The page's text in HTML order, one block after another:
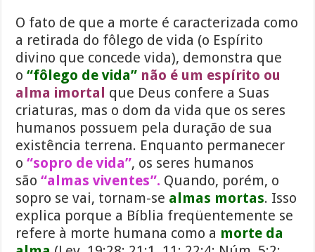
O fato de que a morte é caracterizada como
a retirada do fôlego de vida (o Espírito
divino que concede vida), demonstra que
o“fôlego de vida” não é um espírito ou
alma imortal que Deus confere a Suas
criaturas, mas o dom da vida que os seres
humanos possuem pela duração de sua
existência terrena. Enquanto permanecer
o “sopro de vida”, os seres humanos
são“almas viventes”. Quando, porém, o
sopro se vai, tornam-se almas mortas. Isso
explica porque a Bíblia freqüentemente se
refere à morte humana como a morte da